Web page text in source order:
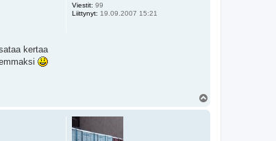
Viestit: 99
Liittynyt: 19.09.2007 15:21
kertaa